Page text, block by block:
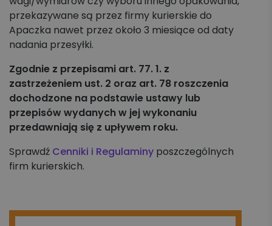
Regulaminy i Cenniki
przekazywane są przez firmy kurierskie do
Apaczka nawet przez około 3 miesiące od daty
nadania przesyłki.
Zgodnie z przepisami art. 77. 1. z
zastrzeżeniem ust. 2 oraz art. 78 roszczenia
dochodzone na podstawie ustawy lub
przepisów wydanych w jej wykonaniu
przedawniają się z upływem roku.
Sprawdź Cenniki i Regulaminy poszczególnych
firm kurierskich.